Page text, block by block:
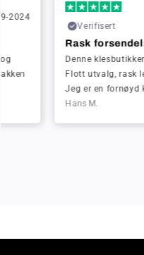
Verifisert
Rask forsendelse!
Denne klesbutikken
Flott utvalg, rask
Jeg er en fornøyd
Hans M.